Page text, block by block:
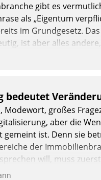
gibt es
als „Eigentum
im Grundgesetz.
ist aber alles
wissen. Denn mit der
Verpflichtungen.
bedeutet
Modewort, großes
aber die
gemeint ist. Denn sie
der
will, muss
ist die betriebliche